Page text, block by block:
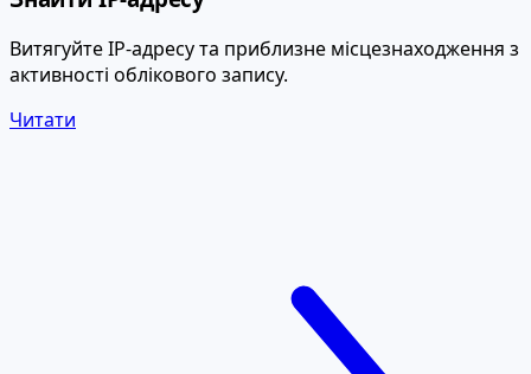
Витягуйте IP-адресу та приблизне місцезнаходження з
активності облікового запису.
Читати